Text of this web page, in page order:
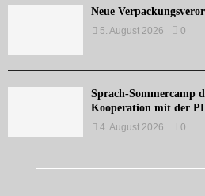
Neue
5. August 2026 0
Sprach-Sommercamp
Kooperation mit der
4. August 2026 0